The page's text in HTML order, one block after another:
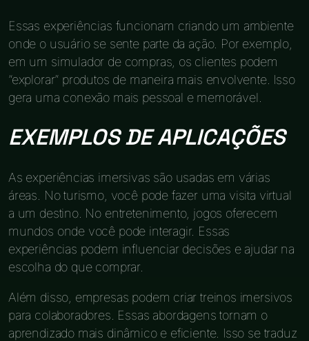
Essas experiências funcionam criando um ambiente
onde o usuário se sente parte da ação. Por exemplo,
em um simulador de compras, os clientes podem
“explorar” produtos de maneira mais envolvente. Isso
gera uma conexão mais pessoal e memorável.
EXEMPLOS DE APLICAÇÕES
As experiências imersivas são usadas em várias
áreas. No turismo, você pode fazer uma visita virtual
a um destino. No entretenimento, jogos oferecem
mundos onde você pode interagir. Essas
experiências podem influenciar decisões e ajudar na
escolha do que comprar.
Além disso, empresas podem criar treinos imersivos
para colaboradores. Essas abordagens tornam o
aprendizado mais dinâmico e eficiente. Isso se traduz